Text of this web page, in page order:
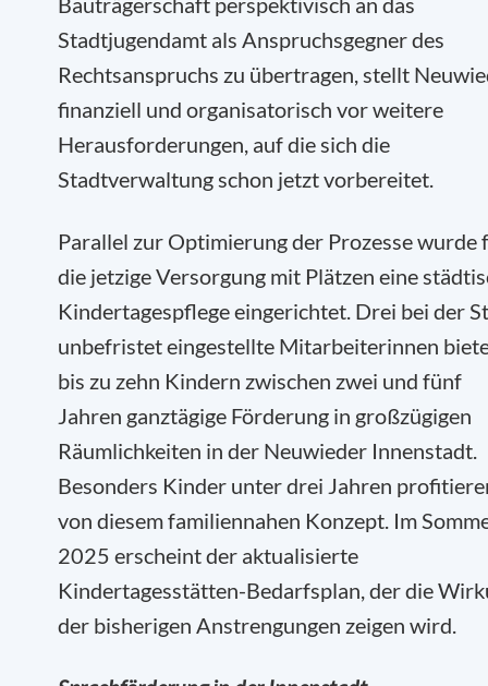
Stadtjugendamt als Anspruchsgegner des
Rechtsanspruchs zu übertragen, stellt
finanziell und organisatorisch vor weitere
Herausforderungen, auf die sich die
Stadtverwaltung schon jetzt vorbereitet.
Parallel zur Optimierung der Prozesse wurde
die jetzige Versorgung mit Plätzen eine
Kindertagespflege eingerichtet. Drei bei der
unbefristet eingestellte Mitarbeiterinnen
bis zu zehn Kindern zwischen zwei und fünf
Jahren ganztägige Förderung in großzügigen
Räumlichkeiten in der Neuwieder Innenstadt.
Besonders Kinder unter drei Jahren
von diesem familiennahen Konzept. Im
2025 erscheint der aktualisierte
Kindertagesstätten-Bedarfsplan, der die
der bisherigen Anstrengungen zeigen wird.